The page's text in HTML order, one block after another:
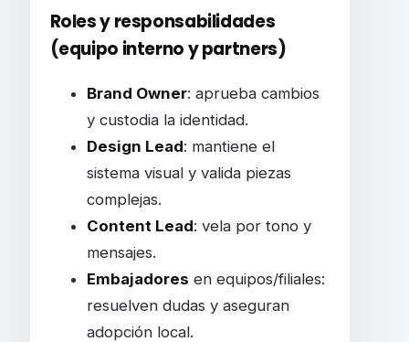
Roles y responsabilidades
(equipo interno y partners)
Brand Owner: aprueba cambios
y custodia la identidad.
Design Lead: mantiene el
sistema visual y valida piezas
complejas.
Content Lead: vela por tono y
mensajes.
Embajadores en equipos/filiales:
resuelven dudas y aseguran
adopción local.